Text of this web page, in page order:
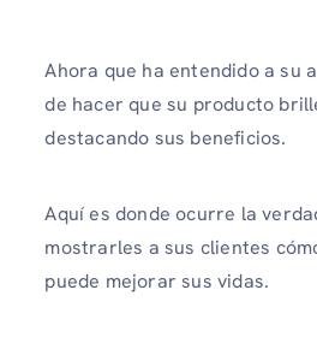
Ahora que ha entendido a su
de hacer que su producto
destacando sus beneficios.
Aquí es donde ocurre la
mostrarles a sus clientes
puede mejorar sus vidas.